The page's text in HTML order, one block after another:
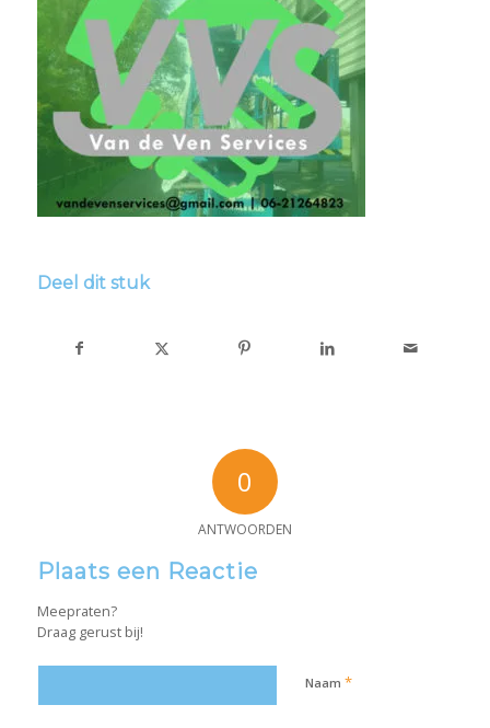
Deel dit stuk
0
ANTWOORDEN
Plaats een Reactie
Meepraten?
Draag gerust bij!
Naam *